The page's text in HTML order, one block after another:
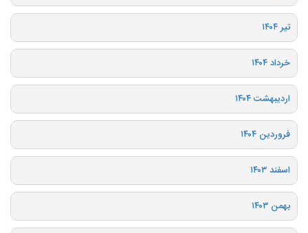
تیر ۱۴۰۴
خرداد ۱۴۰۴
اردیبهشت ۱۴۰۴
فروردین ۱۴۰۴
اسفند ۱۴۰۳
بهمن ۱۴۰۳